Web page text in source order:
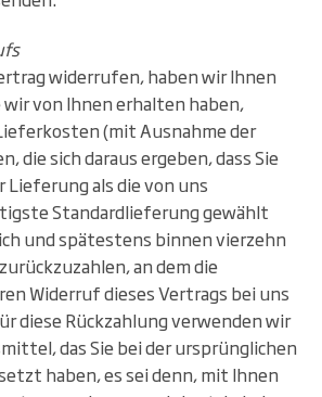
widerrufen, haben wir Ihnen
wir von Ihnen erhalten haben,
(mit Ausnahme der
die sich daraus ergeben, dass Sie
Lieferung als die von uns
Standardlieferung gewählt
und spätestens binnen vierzehn
an dem die
Widerruf dieses Vertrags bei uns
diese Rückzahlung verwenden wir
das Sie bei der ursprünglichen
haben, es sei denn, mit Ihnen